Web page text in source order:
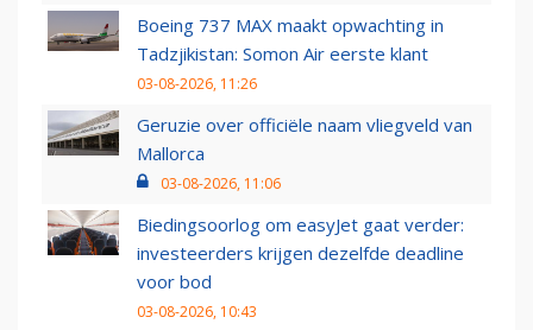
Boeing 737 MAX maakt opwachting in
Tadzjikistan: Somon Air eerste klant
03-08-2026, 11:26
Geruzie over officiële naam vliegveld van
Mallorca
03-08-2026, 11:06
Biedingsoorlog om easyJet gaat verder:
investeerders krijgen dezelfde deadline
voor bod
03-08-2026, 10:43